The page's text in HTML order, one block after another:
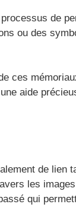
de
ou des
ces
aide
de
les
qui